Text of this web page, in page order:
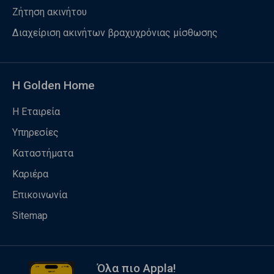
Ζήτηση ακινήτου
Διαχείριση ακινήτων βραχυχρόνιας μίσθωσης
Η Golden Home
Η Εταιρεία
Υπηρεσίες
Καταστήματα
Καριέρα
Επικοινωνία
Sitemap
Όλα πιο Appla!